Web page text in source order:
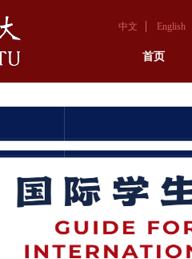
中文 English
首页